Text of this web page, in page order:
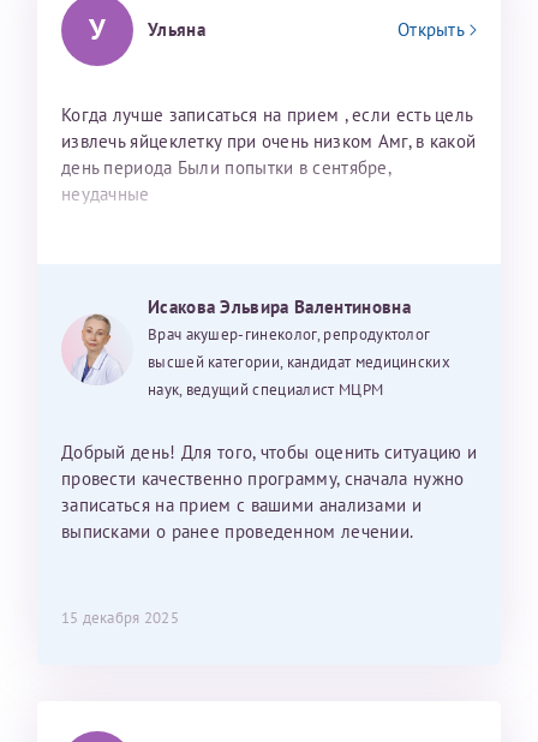
У Ульяна Открыть
Когда лучше записаться на прием , если есть цель
извлечь яйцеклетку при очень низком Амг, в какой
день периода Были попытки в сентябре,
неудачные
Исакова Эльвира Валентиновна
Врач акушер-гинеколог, репродуктолог
высшей категории, кандидат медицинских
наук, ведущий специалист МЦРМ
Добрый день! Для того, чтобы оценить ситуацию и
провести качественно программу, сначала нужно
записаться на прием с вашими анализами и
выписками о ранее проведенном лечении.
15 декабря 2025